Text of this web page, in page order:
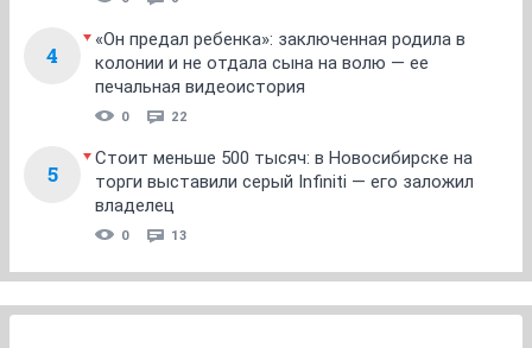
4
«Он предал ребенка»: заключенная родила в
колонии и не отдала сына на волю — ее
печальная видеоистория
0 22
5
Стоит меньше 500 тысяч: в Новосибирске на
торги выставили серый Infiniti — его заложил
владелец
0 13